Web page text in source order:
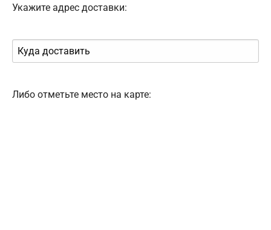
Укажите адрес доставки:
Либо отметьте место на карте: